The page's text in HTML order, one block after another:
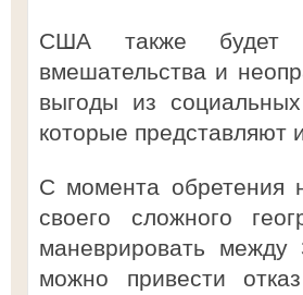
США также будет
вмешательства и
выгоды из
которые представляют
С момента обретения
своего сложного
маневрировать
можно привести